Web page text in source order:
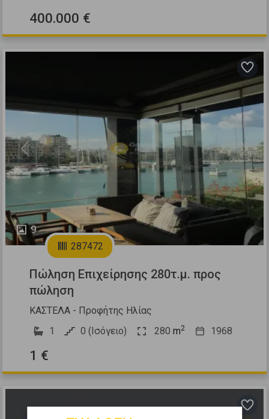
400.000 €
9
Previous Next
287472
Πώληση Επιχείρησης 280τ.μ. προς
πώληση
ΚΑΣΤΕΛΑ - Προφήτης Ηλίας
1
0 (Ισόγειο) 280 m2 1968
1 €